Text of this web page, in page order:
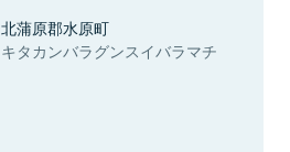
北蒲原郡水原町
キタカンバラグンスイバラマチ